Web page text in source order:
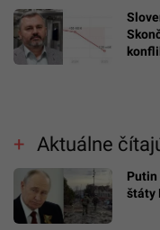
Aktuálne
Putin
štáty